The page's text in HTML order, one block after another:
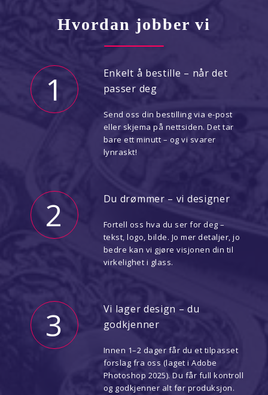
Hvordan jobber vi
1
Enkelt å bestille – når det
passer deg
Send oss din bestilling via e-post
eller skjema på nettsiden. Det tar
bare ett minutt – og vi svarer
lynraskt!
2 Du drømmer – vi designer
Fortell oss hva du ser for deg –
tekst, logo, bilde. Jo mer detaljer, jo
bedre kan vi gjøre visjonen din til
virkelighet i glass.
3
Vi lager design – du
godkjenner
Innen 1–2 dager får du et tilpasset
forslag fra oss (laget i Adobe
Photoshop 2025). Du får full kontroll
og godkjenner alt før produksjon.